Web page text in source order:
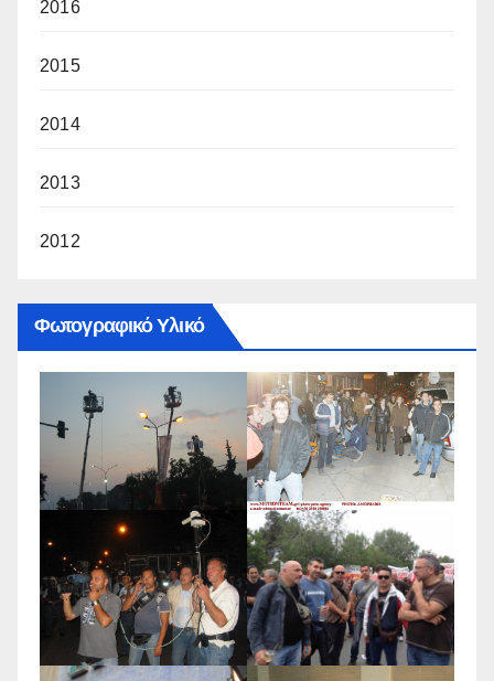
2016
2015
2014
2013
2012
Φωτογραφικό Υλικό